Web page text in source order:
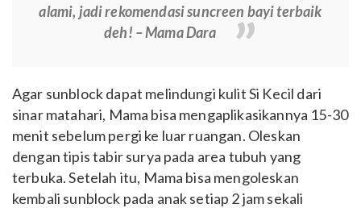
alami, jadi rekomendasi suncreen bayi terbaik
deh! – Mama Dara
Agar sunblock dapat melindungi kulit Si Kecil dari
sinar matahari, Mama bisa mengaplikasikannya 15-30
menit sebelum pergi ke luar ruangan. Oleskan
dengan tipis tabir surya pada area tubuh yang
terbuka. Setelah itu, Mama bisa mengoleskan
kembali sunblock pada anak setiap 2 jam sekali